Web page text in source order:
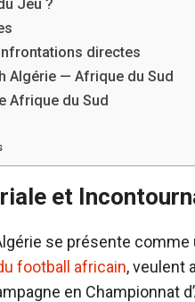
Jeu ?
directes
Algérie — Afrique du Sud
Afrique du Sud
et
se présente
football africain, veulent
en Championnat